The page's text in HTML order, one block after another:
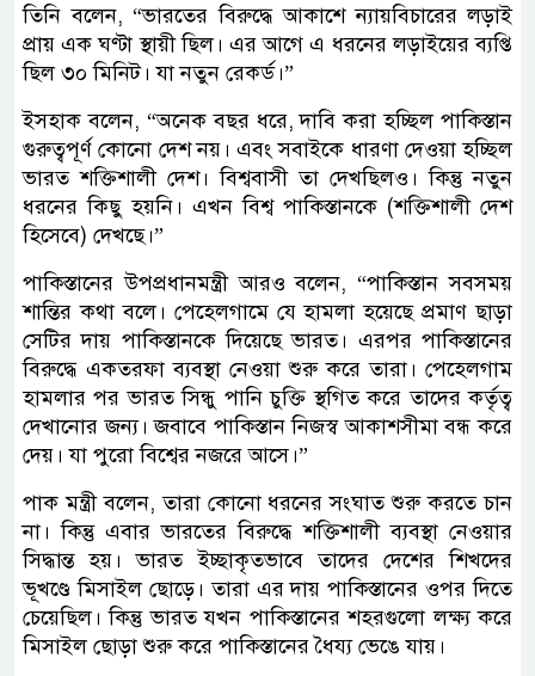
তিনি বলেন, “ভারতের বিরুদ্ধে আকাশে ন্যায়বিচারের লড়াই
প্রায় এক ঘণ্টা স্থায়ী ছিল। এর আগে এ ধরনের লড়াইয়ের ব্যপ্তি
ছিল ৩০ মিনিট। যা নতুন রেকর্ড।”
ইসহাক বলেন, “অনেক বছর ধরে, দাবি করা হচ্ছিল পাকিস্তান
গুরুত্বপূর্ণ কোনো দেশ নয়। এবং সবাইকে ধারণা দেওয়া হচ্ছিল
ভারত শক্তিশালী দেশ। বিশ্ববাসী তা দেখছিলও। কিন্তু নতুন
ধরনের কিছু হয়নি। এখন বিশ্ব পাকিস্তানকে (শক্তিশালী দেশ
হিসেবে) দেখছে।”
পাকিস্তানের উপপ্রধানমন্ত্রী আরও বলেন, “পাকিস্তান সবসময়
শান্তির কথা বলে। পেহেলগামে যে হামলা হয়েছে প্রমাণ ছাড়া
সেটির দায় পাকিস্তানকে দিয়েছে ভারত। এরপর পাকিস্তানের
বিরুদ্ধে একতরফা ব্যবস্থা নেওয়া শুরু করে তারা। পেহেলগাম
হামলার পর ভারত সিন্ধু পানি চুক্তি স্থগিত করে তাদের কর্তৃত্ব
দেখানোর জন্য। জবাবে পাকিস্তান নিজস্ব আকাশসীমা বন্ধ করে
দেয়। যা পুরো বিশ্বের নজরে আসে।”
পাক মন্ত্রী বলেন, তারা কোনো ধরনের সংঘাত শুরু করতে চান
না। কিন্তু এবার ভারতের বিরুদ্ধে শক্তিশালী ব্যবস্থা নেওয়ার
সিদ্ধান্ত হয়। ভারত ইচ্ছাকৃতভাবে তাদের দেশের শিখদের
ভূখণ্ডে মিসাইল ছোড়ে। তারা এর দায় পাকিস্তানের ওপর দিতে
চেয়েছিল। কিন্তু ভারত যখন পাকিস্তানের শহরগুলো লক্ষ্য করে
মিসাইল ছোড়া শুরু করে পাকিস্তানের ধৈয্য ভেঙে যায়।